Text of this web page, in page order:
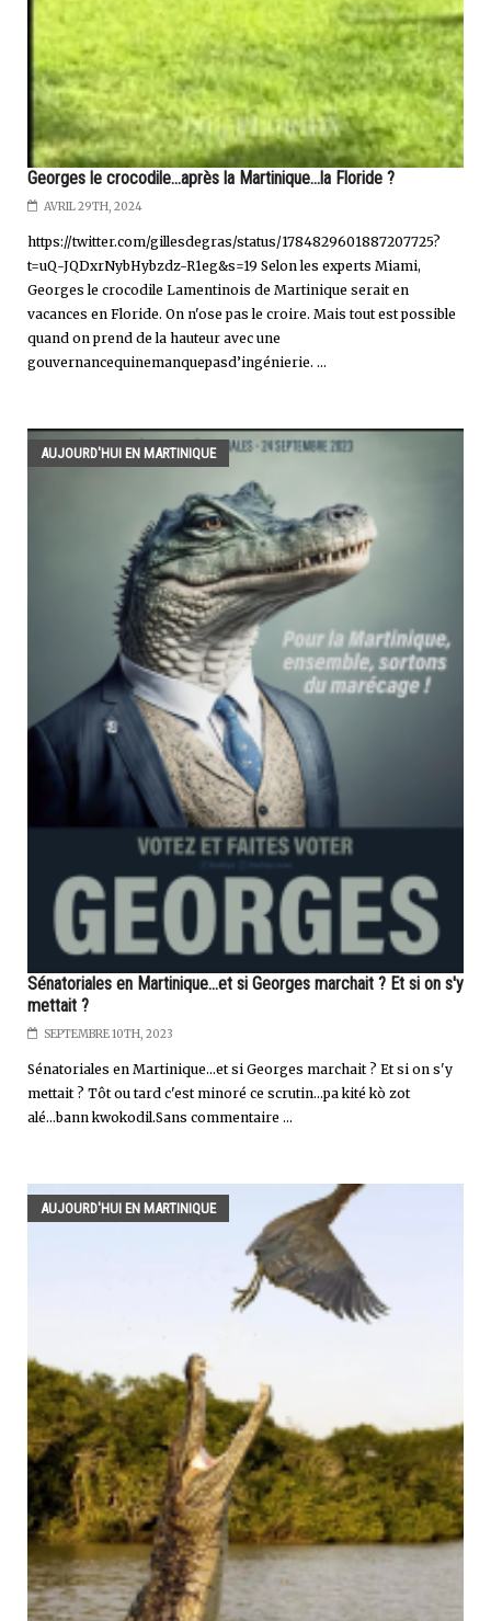
Georges le crocodile...après la Martinique...la Floride ?
AVRIL 29TH, 2024
https://twitter.com/gillesdegras/status/1784829601887207725?
t=uQ-JQDxrNybHybzdz-R1eg&s=19 Selon les experts Miami,
Georges le crocodile Lamentinois de Martinique serait en
vacances en Floride. On n'ose pas le croire. Mais tout est possible
quand on prend de la hauteur avec une
gouvernancequinemanquepasd’ingénierie. ...
AUJOURD'HUI EN MARTINIQUE
Sénatoriales en Martinique...et si Georges marchait ? Et si on s'y
mettait ?
SEPTEMBRE 10TH, 2023
Sénatoriales en Martinique…et si Georges marchait ? Et si on s'y
mettait ? Tôt ou tard c'est minoré ce scrutin...pa kité kò zot
alé...bann kwokodil.Sans commentaire ...
AUJOURD'HUI EN MARTINIQUE